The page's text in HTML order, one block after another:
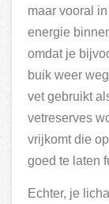
maar vooral
energie
omdat je
buik weer
vet gebruikt
vetreserves
vrijkomt die
goed te laten
Echter, je